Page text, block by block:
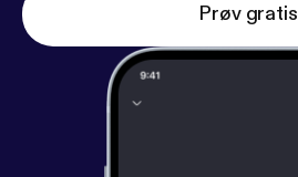
Prøv gratis